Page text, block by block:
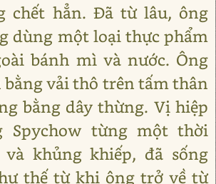
chết hẳn. Đã từ lâu, ông
dùng một loại thực phẩm
bánh mì và nước. Ông
bằng vải thô trên tấm thân
bằng dây thừng. Vị hiệp
Spychow từng một thời
khủng khiếp, đã sống
thế từ khi ông trở về từ